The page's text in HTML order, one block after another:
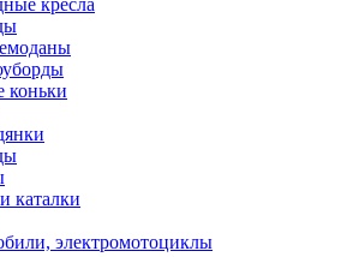
кресла
коньки
каталки
электромотоциклы